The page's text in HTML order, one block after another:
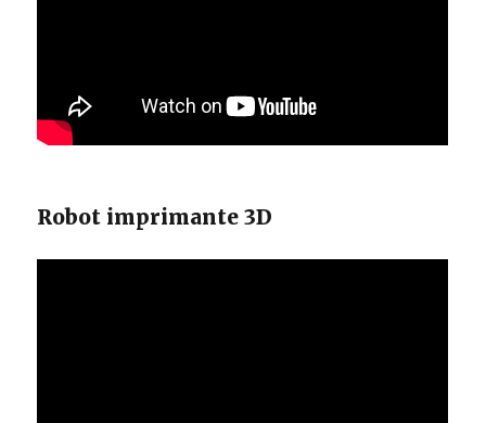
Robot imprimante 3D